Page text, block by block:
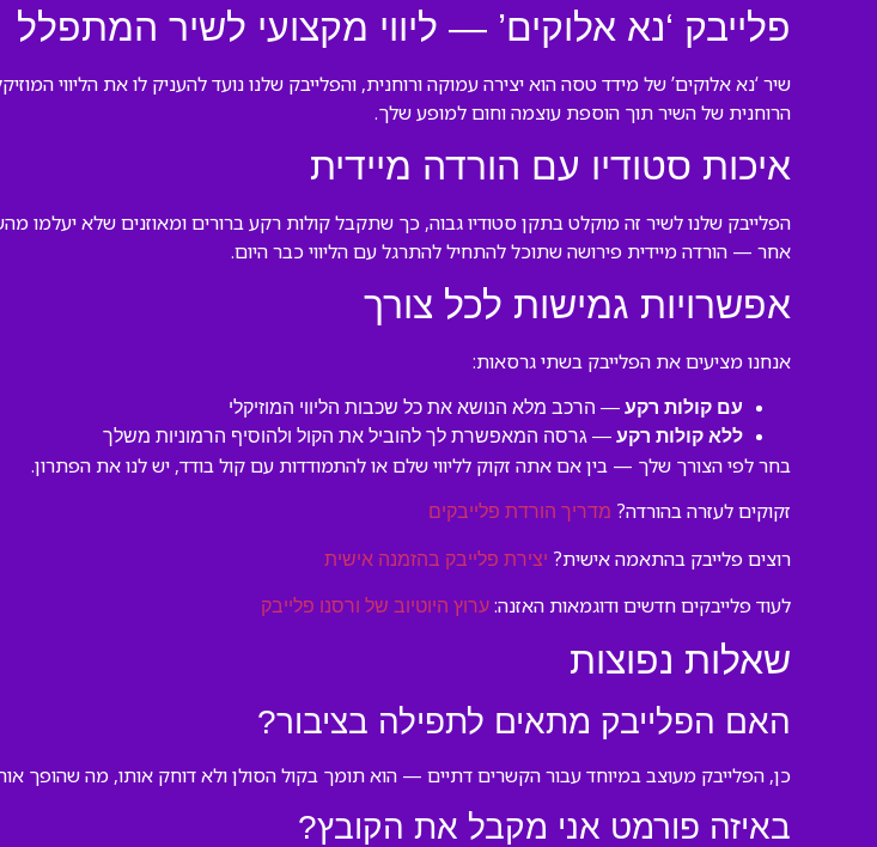
פלייבק ‘נא אלוקים’ — ליווי מקצועי לשיר המתפלל
שיר ‘נא אלוקים’ של מידד טסה הוא יצירה עמוקה ורוחנית, והפלייבק שלנו נועד להעניק לו את הליווי
הרוחנית של השיר תוך הוספת עוצמה וחום למופע שלך.
איכות סטודיו עם הורדה מיידית
הפלייבק שלנו לשיר זה מוקלט בתקן סטודיו גבוה, כך שתקבל קולות רקע ברורים ומאוזנים שלא
אחר — הורדה מיידית פירושה שתוכל להתחיל להתרגל עם הליווי כבר היום.
אפשרויות גמישות לכל צורך
אנחנו מציעים את הפלייבק בשתי גרסאות:
עם קולות רקע — הרכב מלא הנושא את כל שכבות הליווי המוזיקלי
ללא קולות רקע — גרסה המאפשרת לך להוביל את הקול ולהוסיף הרמוניות משלך
בחר לפי הצורך שלך — בין אם אתה זקוק לליווי שלם או להתמודדות עם קול בודד, יש לנו את הפתרון.
זקוקים לעזרה בהורדה? מדריך הורדת פלייבקים
רוצים פלייבק בהתאמה אישית? יצירת פלייבק בהזמנה אישית
לעוד פלייבקים חדשים ודוגמאות האזנה: ערוץ היוטיוב של ורסנו פלייבק
שאלות נפוצות
האם הפלייבק מתאים לתפילה בציבור?
כן, הפלייבק מעוצב במיוחד עבור הקשרים דתיים — הוא תומך בקול הסולן ולא דוחק אותו, מה שהופך
באיזה פורמט אני מקבל את הקובץ?